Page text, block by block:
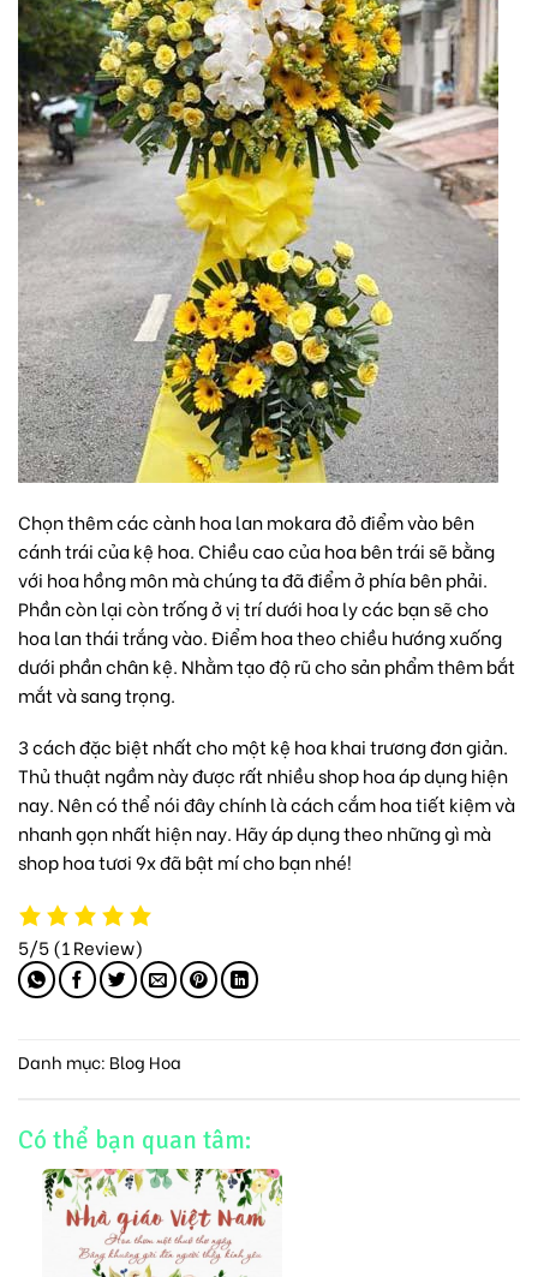
Chọn thêm các cành hoa lan mokara đỏ điểm vào bên
cánh trái của kệ hoa. Chiều cao của hoa bên trái sẽ bằng
với hoa hồng môn mà chúng ta đã điểm ở phía bên phải.
Phần còn lại còn trống ở vị trí dưới hoa ly các bạn sẽ cho
hoa lan thái trắng vào. Điểm hoa theo chiều hướng xuống
dưới phần chân kệ. Nhằm tạo độ rũ cho sản phẩm thêm bắt
mắt và sang trọng.
3 cách đặc biệt nhất cho một kệ hoa khai trương đơn giản.
Thủ thuật ngầm này được rất nhiều shop hoa áp dụng hiện
nay. Nên có thể nói đây chính là cách cắm hoa tiết kiệm và
nhanh gọn nhất hiện nay. Hãy áp dụng theo những gì mà
shop hoa tươi 9x đã bật mí cho bạn nhé!
5/5(1 Review)
Danh mục: Blog Hoa
Có thể bạn quan tâm: